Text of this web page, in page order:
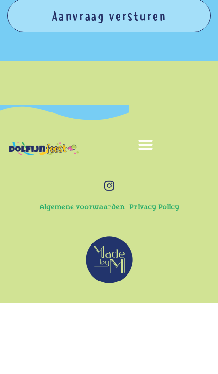
Aanvraag versturen
Algemene voorwaarden| Privacy Policy